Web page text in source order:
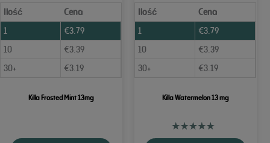
Ilość
Cena
1
€3.79
10
€3.39
30+
€3.19
Killa Frosted Mint 13mg
Ilość
Cena
1
€3.79
10
€3.39
30+
€3.19
Killa Watermelon 13 mg